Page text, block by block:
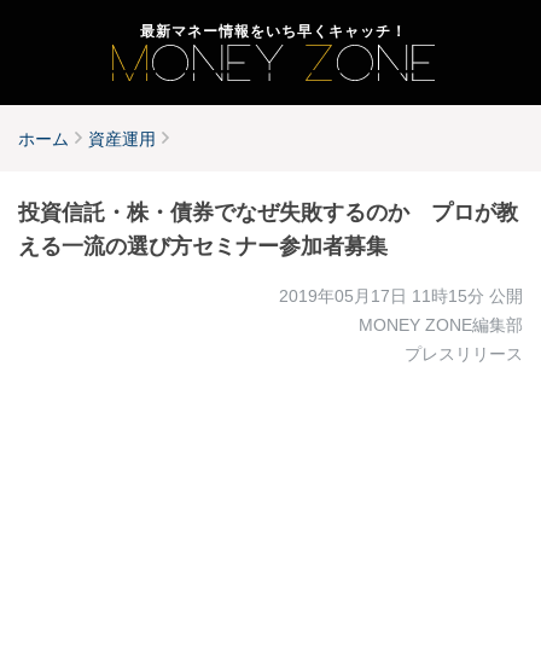
最新マネー情報をいち早くキャッチ！
ホーム 資産運用
投資信託・株・債券でなぜ失敗するのか プロが教
える一流の選び方セミナー参加者募集
2019年05月17日 11時15分 公開
MONEY ZONE編集部
プレスリリース